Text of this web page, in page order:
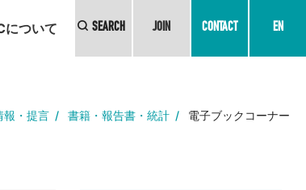
について SEARCH JOIN CONTACT EN
報・提言 書籍・報告書・統計 電子ブックコーナー